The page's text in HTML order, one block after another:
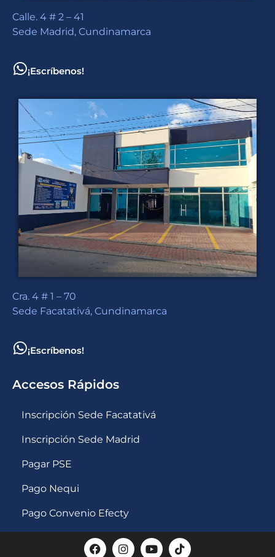
Calle. 4 # 2 – 41
Sede Madrid, Cundinamarca
¡Escríbenos!
Cra. 4 # 1 – 70
Sede Facatativá, Cundinamarca
¡Escríbenos!
Accesos Rápidos
Inscripción Sede Facatativá
Inscripción Sede Madrid
Pagar PSE
Pago Nequi
Pago Convenio Efecty